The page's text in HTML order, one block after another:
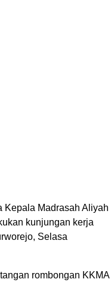
Kepala Madrasah Aliyah
kunjungan kerja
Selasa
rombongan KKMA